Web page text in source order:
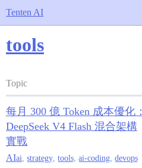
Tenten AI
tools
Topic
每月 300 億 Token 成本優化：
DeepSeek V4 Flash 混合架構
實戰
AIai strategy tools ai-coding devops